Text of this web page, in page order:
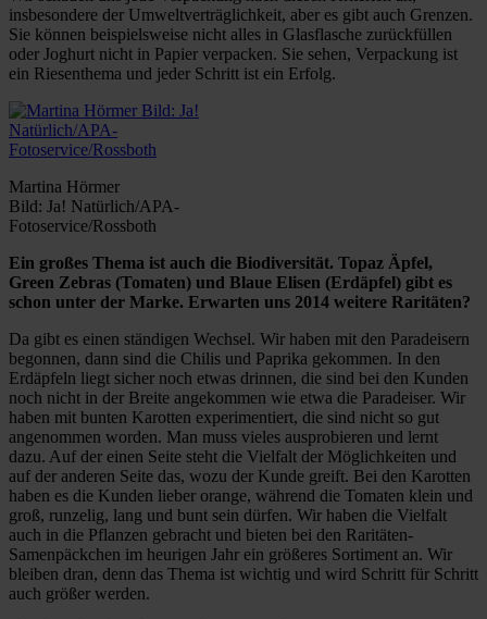
insbesondere der Umweltverträglichkeit, aber es gibt auch Grenzen.
Sie können beispielsweise nicht alles in Glasflasche zurückfüllen
oder Joghurt nicht in Papier verpacken. Sie sehen, Verpackung ist
ein Riesenthema und jeder Schritt ist ein Erfolg.
Martina Hörmer
Bild: Ja! Natürlich/APA-
Fotoservice/Rossboth
Ein großes Thema ist auch die Biodiversität. Topaz Äpfel,
Green Zebras (Tomaten) und Blaue Elisen (Erdäpfel) gibt es
schon unter der Marke. Erwarten uns 2014 weitere Raritäten?
Da gibt es einen ständigen Wechsel. Wir haben mit den Paradeisern
begonnen, dann sind die Chilis und Paprika gekommen. In den
Erdäpfeln liegt sicher noch etwas drinnen, die sind bei den Kunden
noch nicht in der Breite angekommen wie etwa die Paradeiser. Wir
haben mit bunten Karotten experimentiert, die sind nicht so gut
angenommen worden. Man muss vieles ausprobieren und lernt
dazu. Auf der einen Seite steht die Vielfalt der Möglichkeiten und
auf der anderen Seite das, wozu der Kunde greift. Bei den Karotten
haben es die Kunden lieber orange, während die Tomaten klein und
groß, runzelig, lang und bunt sein dürfen. Wir haben die Vielfalt
auch in die Pflanzen gebracht und bieten bei den Raritäten-
Samenpäckchen im heurigen Jahr ein größeres Sortiment an. Wir
bleiben dran, denn das Thema ist wichtig und wird Schritt für Schritt
auch größer werden.